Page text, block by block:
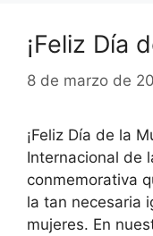
¡Feliz Día
8 de marzo de
¡Feliz Día de la
Internacional de
conmemorativa
la tan necesaria
mujeres. En